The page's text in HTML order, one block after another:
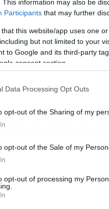
This information may also be
Participants that may further
that this website/app uses one
but not limited to your
to Google and its third-party
consent section.
Data Processing Opt Outs
opt-out of the Sharing of my
opt-out of the Sale of my
opt-out of processing my
πραγματικά η
τη μαμά της να
δίκτυο από
μάχη, η οποία μετά
Φάλαινα
η
απίστευτο θέαμα
Μία φάλαινα
το θέαμα. Η κοιλιά
λόγο που ακόμα το